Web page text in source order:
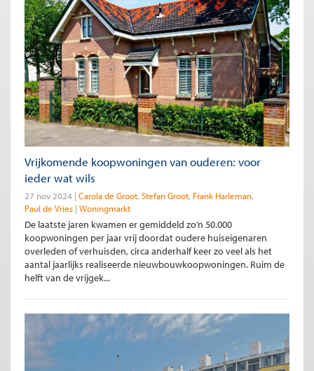
Vrijkomende koopwoningen van ouderen: voor
ieder wat wils
27 nov 2024 Carola de Groot Stefan Groot Frank Harleman
Paul de Vries Woningmarkt
De laatste jaren kwamen er gemiddeld zo’n 50.000
koopwoningen per jaar vrij doordat oudere huiseigenaren
overleden of verhuisden, circa anderhalf keer zo veel als het
aantal jaarlijks realiseerde nieuwbouwkoopwoningen. Ruim de
helft van de vrijgek...